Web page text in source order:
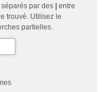
par des | entre
trouvé. Utilisez le
partielles.